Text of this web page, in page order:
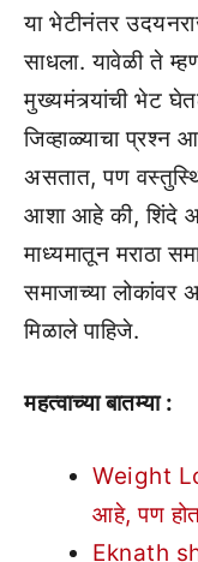
या भेटीनंतर
साधला. यावेळी ते
मुख्यमंत्र्यांची भेट
जिव्हाळ्याचा प्रश्न
असतात, पण
आशा आहे की, शिंदे
माध्यमातून मराठा
समाजाच्या लोकांवर
मिळाले पाहिजे.
महत्वाच्या बातम्या :
Weight
आहे, पण होत
Eknath